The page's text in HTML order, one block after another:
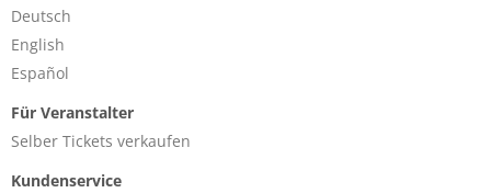
Deutsch
English
Español
Für Veranstalter
Selber Tickets verkaufen
Kundenservice